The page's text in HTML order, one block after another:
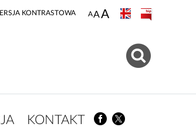
KONTRASTOWA
KONTAKT